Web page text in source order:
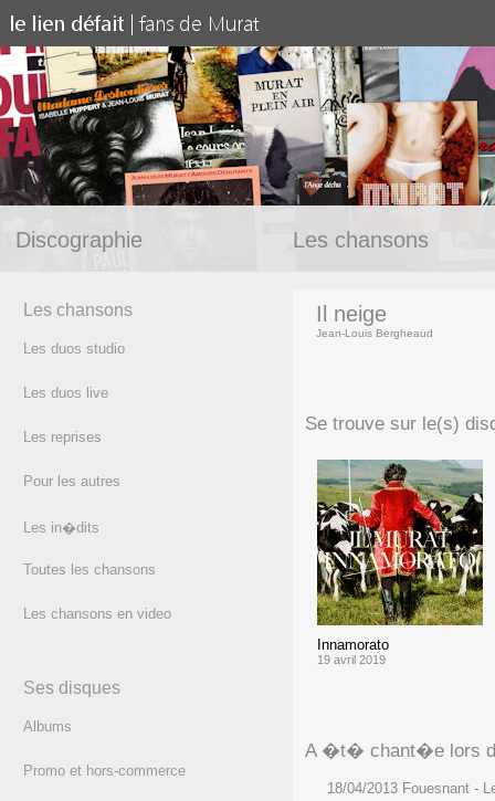
Discographie Les chansons
Les chansons
Les duos studio
Les duos live
Les reprises
Pour les autres
Les in�dits
Toutes les chansons
Les chansons en video
Ses disques
Albums
Promo et hors-commerce
Il neige
Jean-Louis Bergheaud
Se trouve sur le(s)
Innamorato
19 avril 2019
A �t� chant�e lors
18/04/2013 Fouesnant -